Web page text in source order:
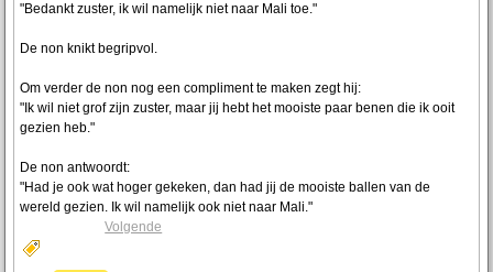
"Bedankt zuster, ik wil namelijk niet naar Mali toe."
De non knikt begripvol.
Om verder de non nog een compliment te maken zegt hij:
"Ik wil niet grof zijn zuster, maar jij hebt het mooiste paar benen die ik ooit
gezien heb."
De non antwoordt:
"Had je ook wat hoger gekeken, dan had jij de mooiste ballen van de
wereld gezien. Ik wil namelijk ook niet naar Mali."
Volgende